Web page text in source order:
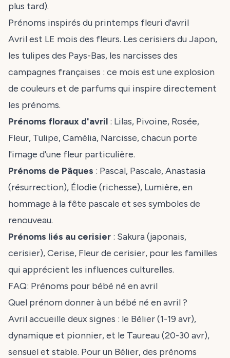
plus tard).
Prénoms inspirés du printemps fleuri d'avril
Avril est LE mois des fleurs. Les cerisiers du Japon,
les tulipes des Pays-Bas, les narcisses des
campagnes françaises : ce mois est une explosion
de couleurs et de parfums qui inspire directement
les prénoms.
Prénoms floraux d'avril : Lilas, Pivoine, Rosée,
Fleur, Tulipe, Camélia, Narcisse, chacun porte
l'image d'une fleur particulière.
Prénoms de Pâques : Pascal, Pascale, Anastasia
(résurrection), Élodie (richesse), Lumière, en
hommage à la fête pascale et ses symboles de
renouveau.
Prénoms liés au cerisier : Sakura (japonais,
cerisier), Cerise, Fleur de cerisier, pour les familles
qui apprécient les influences culturelles.
FAQ: Prénoms pour bébé né en avril
Quel prénom donner à un bébé né en avril ?
Avril accueille deux signes : le Bélier (1-19 avr),
dynamique et pionnier, et le Taureau (20-30 avr),
sensuel et stable. Pour un Bélier, des prénoms